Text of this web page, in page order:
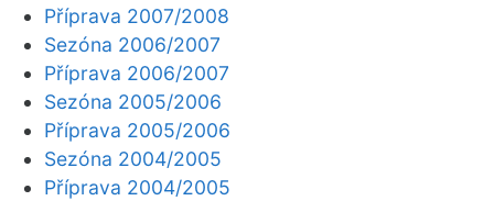
Příprava 2007/2008
Sezóna 2006/2007
Příprava 2006/2007
Sezóna 2005/2006
Příprava 2005/2006
Sezóna 2004/2005
Příprava 2004/2005